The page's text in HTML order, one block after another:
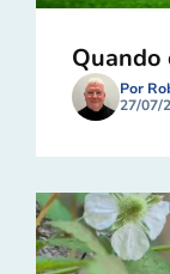
Quando
Por
27/07/